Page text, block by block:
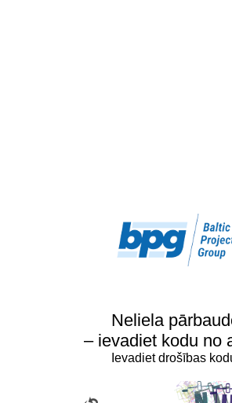
Neliela
– ievadiet kodu no
Ievadiet drošības